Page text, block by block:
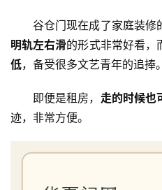
谷仓门现在成了家庭装修
明轨左右滑的形式非常好看，
低，备受很多文艺青年的追捧。
即便是租房， 走的时候也
迹，非常方便。